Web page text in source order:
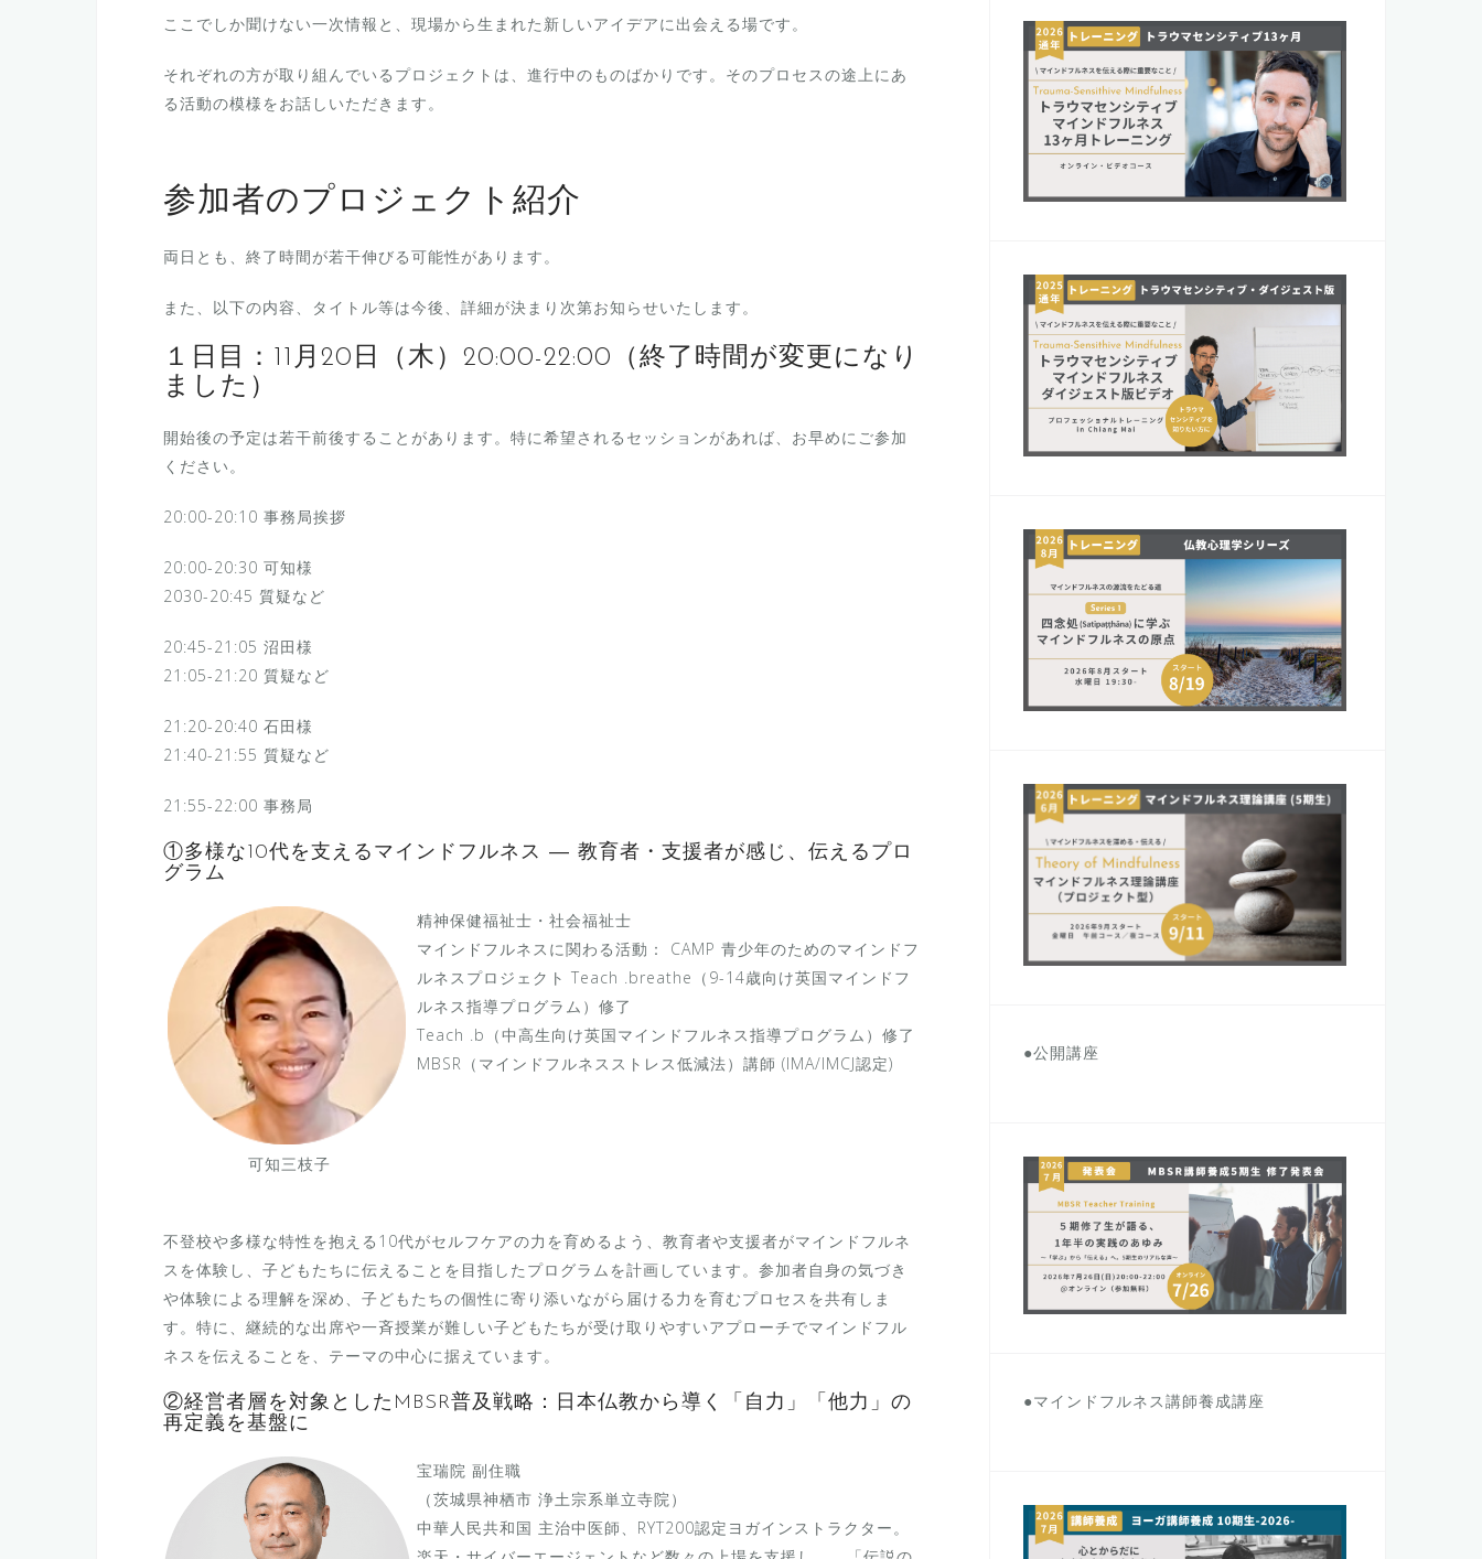
ここでしか聞けない一次情報と、現場から生まれた新しいアイデアに出会える場です。
それぞれの方が取り組んでいるプロジェクトは、進行中のものばかりです。そのプロセスの途上にあ
る活動の模様をお話しいただきます。
参加者のプロジェクト紹介
両日とも、終了時間が若干伸びる可能性があります。
また、以下の内容、タイトル等は今後、詳細が決まり次第お知らせいたします。
１日目：11月20日（木）20:00-22:00（終了時間が変更になり
ました）
開始後の予定は若干前後することがあります。特に希望されるセッションがあれば、お早めにご参加
ください。
20:00-20:10 事務局挨拶
20:00-20:30 可知様
2030-20:45 質疑など
20:45-21:05 沼田様
21:05-21:20 質疑など
21:20-20:40 石田様
21:40-21:55 質疑など
21:55-22:00 事務局
①多様な10代を支えるマインドフルネス ― 教育者・支援者が感じ、伝えるプロ
グラム
可知三枝子
精神保健福祉士・社会福祉士
マインドフルネスに関わる活動： CAMP 青少年のためのマインドフ
ルネスプロジェクト Teach .breathe（9-14歳向け英国マインドフ
ルネス指導プログラム）修了
Teach .b（中高生向け英国マインドフルネス指導プログラム）修了
MBSR（マインドフルネスストレス低減法）講師 (IMA/IMCJ認定)
不登校や多様な特性を抱える10代がセルフケアの力を育めるよう、教育者や支援者がマインドフルネ
スを体験し、子どもたちに伝えることを目指したプログラムを計画しています。参加者自身の気づき
や体験による理解を深め、子どもたちの個性に寄り添いながら届ける力を育むプロセスを共有しま
す。特に、継続的な出席や一斉授業が難しい子どもたちが受け取りやすいアプローチでマインドフル
ネスを伝えることを、テーマの中心に据えています。
②経営者層を対象としたMBSR普及戦略：日本仏教から導く「自力」「他力」の
再定義を基盤に
宝瑞院 副住職
（茨城県神栖市 浄土宗系単立寺院）
中華人民共和国 主治中医師、RYT200認定ヨガインストラクター。
●公開講座
●マインドフルネス講師養成講座